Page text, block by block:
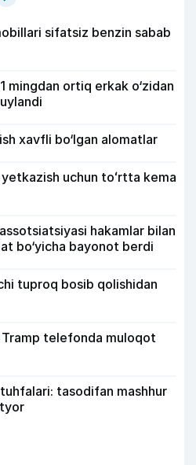
sifatsiz benzin sabab
mingdan ortiq erkak o‘zidan
xavfli bo‘lgan alomatlar
yetkazish uchun toʻrtta kema
hakamlar bilan
bo‘yicha bayonot berdi
tuproq bosib qolishidan
telefonda muloqot
tasodifan mashhur